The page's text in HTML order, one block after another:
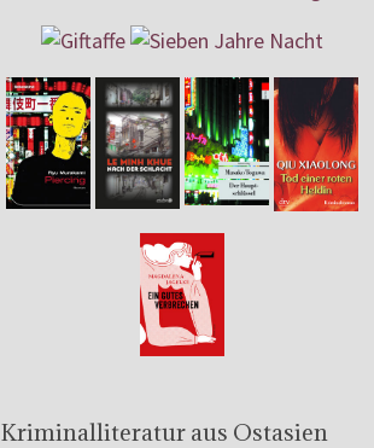
Kriminalliteratur aus Ostasien